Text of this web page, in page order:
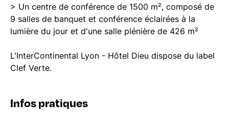
> Un centre de conférence de 1500 m², composé de
9 salles de banquet et conférence éclairées à la
lumière du jour et d'une salle plénière de 426 m²
L'InterContinental Lyon - Hôtel Dieu dispose du label
Clef Verte.
Infos pratiques